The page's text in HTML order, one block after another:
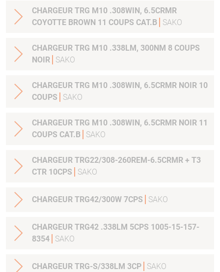
CHARGEUR TRG M10 .308WIN, 6.5CRMR
COYOTTE BROWN 11 COUPS CAT.B
SAKO
CHARGEUR TRG M10 .338LM, 300NM 8 COUPS
NOIR
SAKO
CHARGEUR TRG M10 .308WIN, 6.5CRMR NOIR 10
COUPS
SAKO
CHARGEUR TRG M10 .308WIN, 6.5CRMR NOIR 11
COUPS CAT.B
SAKO
CHARGEUR TRG22/308-260REM-6.5CRMR + T3
CTR 10CPS
SAKO
CHARGEUR TRG42/300W 7CPS SAKO
CHARGEUR TRG42 .338LM 5CPS 1005-15-157-
8354
SAKO
CHARGEUR TRG-S/338LM 3CP SAKO